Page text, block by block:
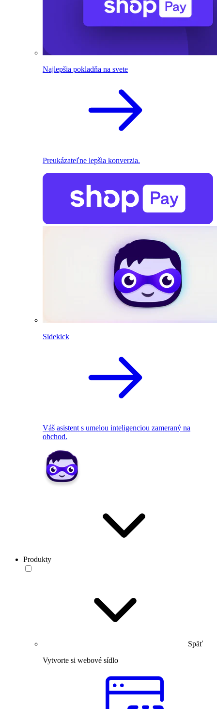
Najlepšia pokladňa na svete
Preukázateľne lepšia konverzia.
Sidekick
Váš asistent s umelou inteligenciou zameraný na
obchod.
Produkty
Späť
Vytvorte si webové sídlo